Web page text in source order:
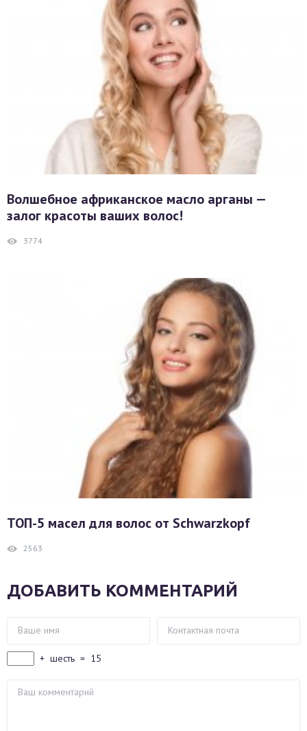
Волшебное африканское масло арганы —
залог красоты ваших волос!
3774
ТОП-5 масел для волос от Schwarzkopf
2563
ДОБАВИТЬ КОММЕНТАРИЙ
+ шесть = 15